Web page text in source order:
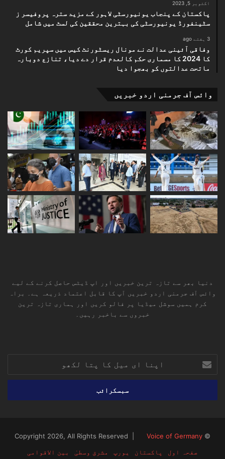
اکتوبر 5, 2023
پاکستان کے پنجاب یونیورسٹی لاہور کے مزید سترہ پروفیسر ز
سٹینفورڈ یونیورسٹی کی بہترین محققین کی لسٹ میں شامل
3 ہفتے ago
وفاقی آئینی عدالت نے مونال ریسٹورنٹ کیس میں سپریم کورٹ
کا 2024 کا مسماری حکم کالعدم قرار دے دیا، تنازع دوبارہ
ماتحت عدالتوں کو بھجوا دیا
وائس آف جرمنی اردو خبریں
دنیا بھر سے تازہ ترین خبریں اور اپ ڈیٹس حاصل کرنے کے لیے
وائس آف جرمنی اردو خبریں آپ کا قابل اعتماد ذریعہ ہے۔ براہ
کرم ہمیں سوشل میڈیا پر فالو کریں اور ہماری تازہ ترین
خبروں سے باخبر رہیں۔
ای
میل
پتا
© Copyright 2026, All Rights Reserved |
Voice of Germany
صفحہ اول
پاکستان یورپ مشرق وسطیٰ بین الاقوامی